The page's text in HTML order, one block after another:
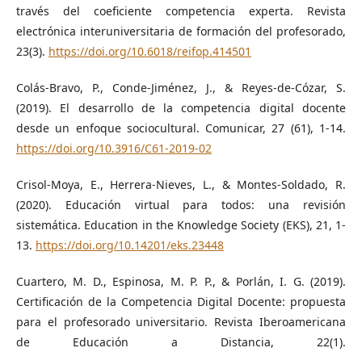
través del coeficiente competencia experta. Revista
electrónica interuniversitaria de formación del profesorado,
23(3). https://doi.org/10.6018/reifop.414501
Colás-Bravo, P., Conde-Jiménez, J., & Reyes-de-Cózar, S.
(2019). El desarrollo de la competencia digital docente
desde un enfoque sociocultural. Comunicar, 27 (61), 1-14.
https://doi.org/10.3916/C61-2019-02
Crisol-Moya, E., Herrera-Nieves, L., & Montes-Soldado, R.
(2020). Educación virtual para todos: una revisión
sistemática. Education in the Knowledge Society (EKS), 21, 1-
13. https://doi.org/10.14201/eks.23448
Cuartero, M. D., Espinosa, M. P. P., & Porlán, I. G. (2019).
Certificación de la Competencia Digital Docente: propuesta
para el profesorado universitario. Revista Iberoamericana
de Educación a Distancia, 22(1).